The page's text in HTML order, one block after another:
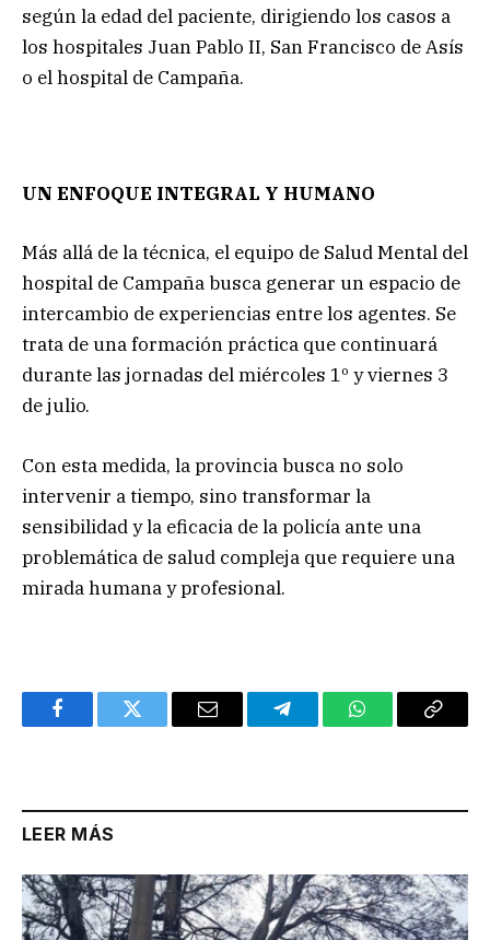
según la edad del paciente, dirigiendo los casos a
los hospitales Juan Pablo II, San Francisco de Asís
o el hospital de Campaña.
UN ENFOQUE INTEGRAL Y HUMANO
Más allá de la técnica, el equipo de Salud Mental del
hospital de Campaña busca generar un espacio de
intercambio de experiencias entre los agentes. Se
trata de una formación práctica que continuará
durante las jornadas del miércoles 1º y viernes 3
de julio.
Con esta medida, la provincia busca no solo
intervenir a tiempo, sino transformar la
sensibilidad y la eficacia de la policía ante una
problemática de salud compleja que requiere una
mirada humana y profesional.
FacebookTwitter Email TelegramWhatsAppCopy
LEER MÁS